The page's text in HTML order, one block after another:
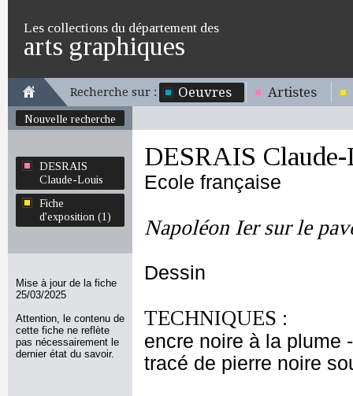
Les collections du département des
arts graphiques
Recherche sur : Oeuvres Artistes
Nouvelle recherche
DESRAIS
Claude-Louis
Fiche
d'exposition (1)
Mise à jour de la fiche
25/03/2025
Attention, le contenu de
cette fiche ne reflète
pas nécessairement le
dernier état du savoir.
DESRAIS
Ecole française
Napoléon Ier sur le
Dessin
TECHNIQUES :
encre noire à la plume
tracé de pierre noire